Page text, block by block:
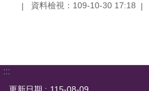
資料檢視：109-10-30 17:18
:::